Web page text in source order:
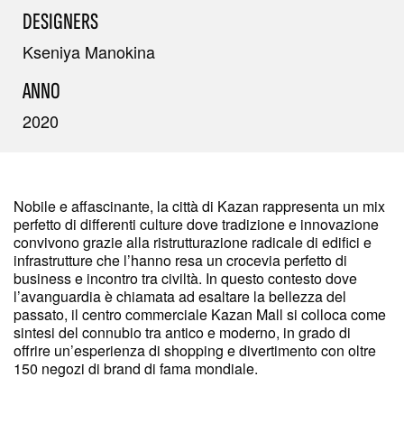
DESIGNERS
Kseniya Manokina
ANNO
2020
Nobile e affascinante, la città di Kazan rappresenta un mix
perfetto di differenti culture dove tradizione e innovazione
convivono grazie alla ristrutturazione radicale di edifici e
infrastrutture che l’hanno resa un crocevia perfetto di
business e incontro tra civiltà. In questo contesto dove
l’avanguardia è chiamata ad esaltare la bellezza del
passato, il centro commerciale Kazan Mall si colloca come
sintesi del connubio tra antico e moderno, in grado di
offrire un’esperienza di shopping e divertimento con oltre
150 negozi di brand di fama mondiale.